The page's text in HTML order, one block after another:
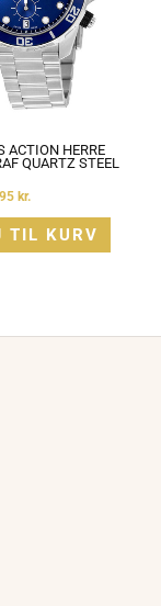
ACTION HERRE
QUARTZ STEEL
kr.
TIL KURV